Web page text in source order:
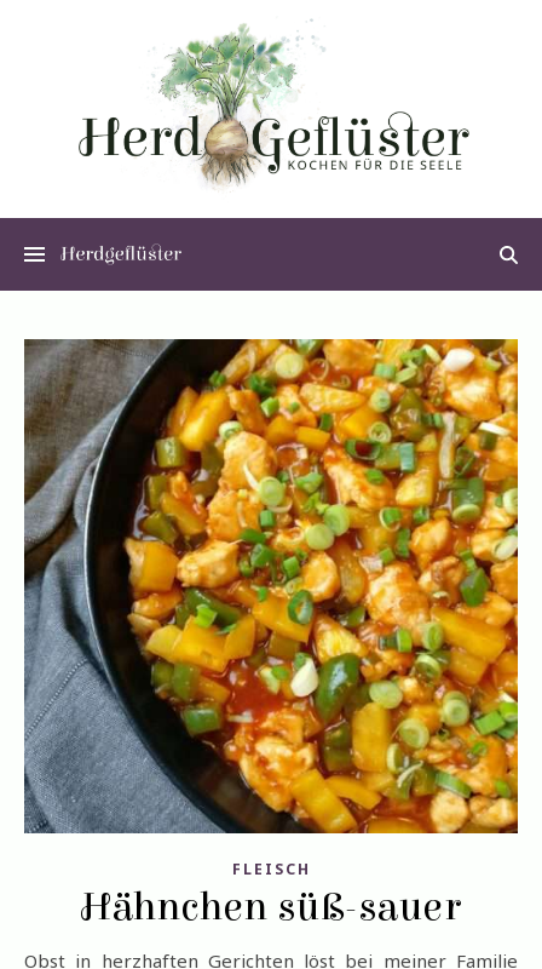
FLEISCH
Hähnchen süß-sauer
Obst in herzhaften Gerichten löst bei meiner Familie